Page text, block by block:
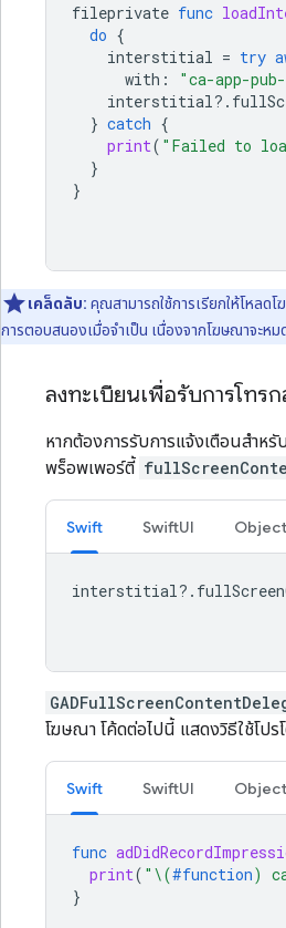
fileprivate func
do {
interstitial = try
with : "ca-app-pub-
interstitial?.
} catch {
print( "Failed to
}
}
เคล็ดลับ: คุณสามารถใช้การเรียกให้โหลด
การตอบสนองเมื่อจำเป็น เนื่องจากโฆษณาจะห
ลงทะเบียนเพื่อรับการโทร
หากต้องการรับการแจ้งเตือนสำห
พร็อพเพอร์ตี้
Swift SwiftUI
interstitial?.
โฆษณา โค้ดต่อไปนี้ แสดงวิธีใช้โปร
Swift SwiftUI
func
print( " \(#function)
}